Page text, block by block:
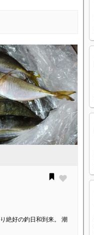
絶好の釣日和到来。 潮